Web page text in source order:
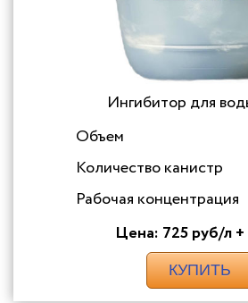
Ингибитор для
Объем
Количество канистр
Рабочая концентрация
Цена: 725 руб/л
КУПИТЬ